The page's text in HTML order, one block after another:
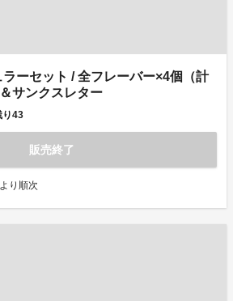
ラーセット / 全フレーバー×4個（計
サンクスレター
43
販売終了
り順次